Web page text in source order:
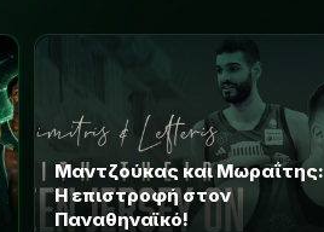
Μαντζούκας και Μωραΐτης:
Η επιστροφή στον
Παναθηναϊκό!